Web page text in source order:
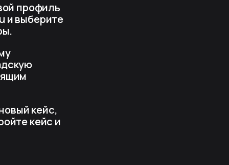
профиль
и выберите
кейс,
кейс и